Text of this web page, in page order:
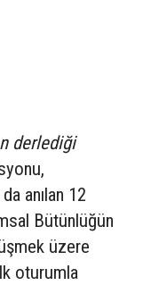
derlediği
anılan 12
Bütünlüğün
üzere
oturumla